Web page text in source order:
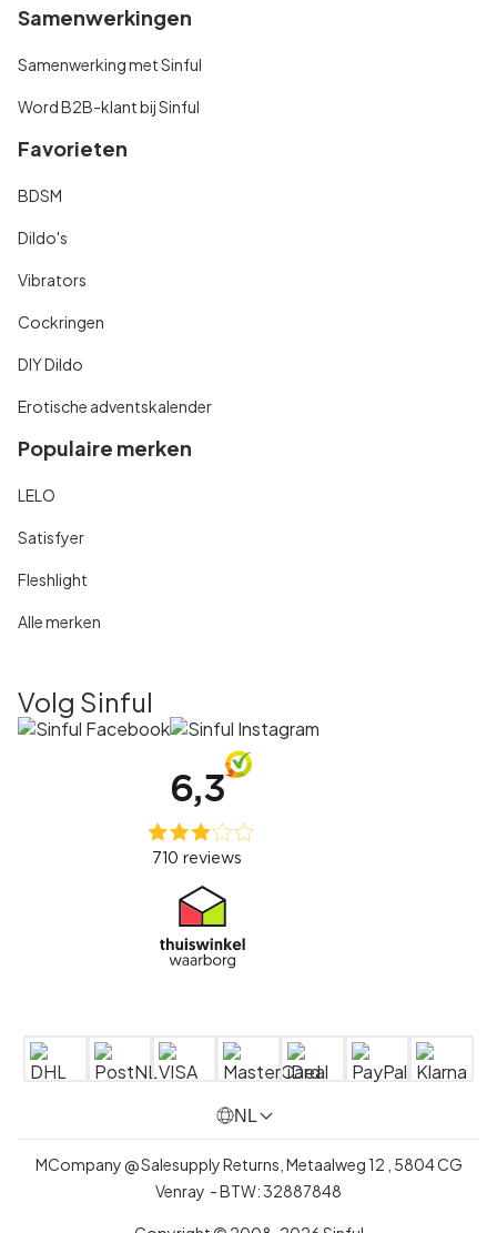
Samenwerkingen
Samenwerking met Sinful
Word B2B-klant bij Sinful
Favorieten
BDSM
Dildo's
Vibrators
Cockringen
DIY Dildo
Erotische adventskalender
Populaire merken
LELO
Satisfyer
Fleshlight
Alle merken
Volg Sinful
NL
MCompany @ Salesupply Returns, Metaalweg 12 5804 CG
Venray - BTW:32887848